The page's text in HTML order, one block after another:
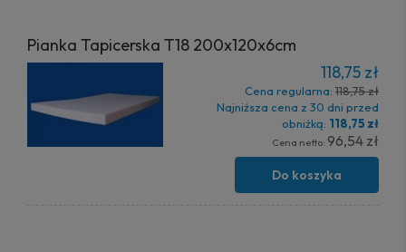
Pianka Tapicerska T18 200x120x6cm
118,75 zł
Cena regularna: 118,75 zł
Najniższa cena z 30 dni przed
obniżką: 118,75 zł
Cena netto: 96,54 zł
Do koszyka